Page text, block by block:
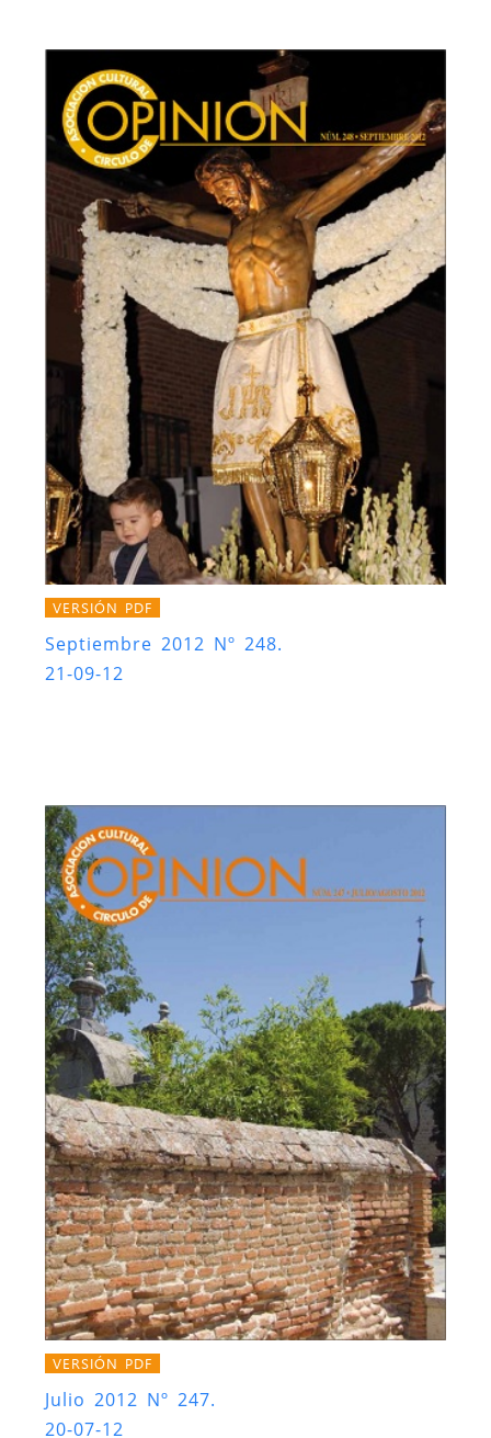
VERSIÓN PDF
Septiembre 2012 Nº 248.
21-09-12
VERSIÓN PDF
Julio 2012 Nº 247.
20-07-12